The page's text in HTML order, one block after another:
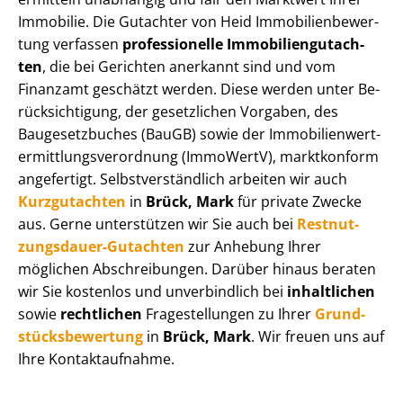
Immobilie. Die Gutachter von Heid Im­mo­bi­li­en­be­wer­
tung verfassen professionelle Im­mo­bi­li­en­gut­ach­
ten, die bei Gerichten anerkannt sind und vom
Finanzamt geschätzt werden. Diese werden unter Be­
rück­sich­ti­gung, der gesetzlichen Vorgaben, des
Baugesetzbuches (BauGB) sowie der Im­mo­bi­li­en­wert­
ermitt­lungs­ver­ord­nung (ImmoWertV), marktkonform
angefertigt. Selbst­ver­ständ­lich arbeiten wir auch
Kurzgutachten in Brück, Markfür private Zwecke
aus. Gerne unterstützen wir Sie auch bei Rest­nut­
zungs­dau­er-Gutachten zur Anhebung Ihrer
möglichen Abschreibungen. Darüber hinaus beraten
wir Sie kostenlos und unverbindlich bei inhaltlichen
sowie rechtlichen Fragestellungen zu Ihrer Grund­
stücks­be­wer­tung in Brück, Mark. Wir freuen uns auf
Ihre Kontaktaufnahme.